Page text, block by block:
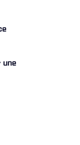
une